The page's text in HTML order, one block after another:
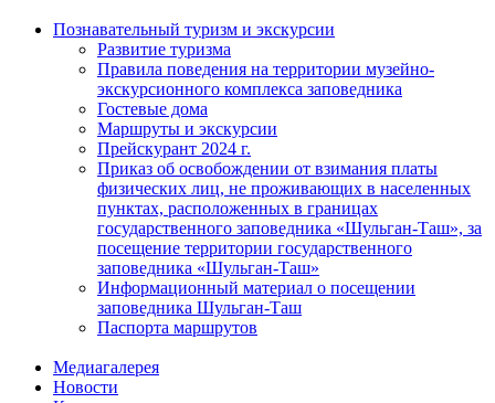
Познавательный туризм и экскурсии
Развитие туризма
Правила поведения на территории музейно-
экскурсионного комплекса заповедника
Гостевые дома
Маршруты и экскурсии
Прейскурант 2024 г.
Приказ об освобождении от взимания платы
физических лиц, не проживающих в населенных
пунктах, расположенных в границах
государственного заповедника «Шульган-Таш», за
посещение территории государственного
заповедника «Шульган-Таш»
Информационный материал о посещении
заповедника Шульган-Таш
Паспорта маршрутов
Медиагалерея
Новости